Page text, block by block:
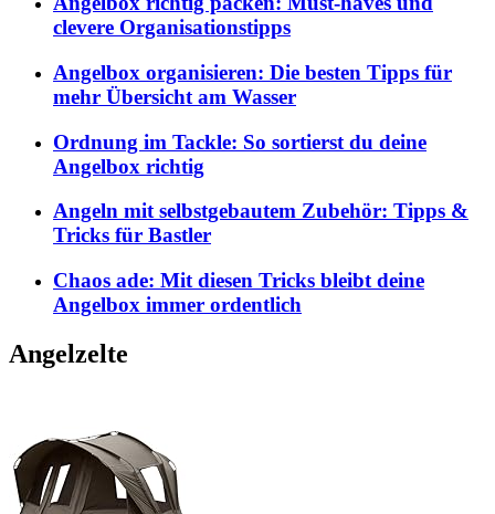
clevere Organisationstipps
Angelbox organisieren: Die besten Tipps für
mehr Übersicht am Wasser
Ordnung im Tackle: So sortierst du deine
Angelbox richtig
Angeln mit selbstgebautem Zubehör: Tipps &
Tricks für Bastler
Chaos ade: Mit diesen Tricks bleibt deine
Angelbox immer ordentlich
Angelzelte